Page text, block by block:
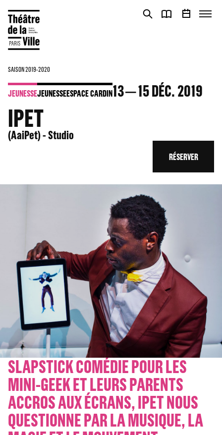
SAISON 2019-2020
JEUNESSEJEUNESSEESPACE CARDIN13 15DÉC. 2019
IPET
(AaiPet) - Studio
RÉSERVER
SLAPSTICK COMÉDIE POUR LES
MINI-GEEK ET LEURS PARENTS
ACCROS AUX ÉCRANS, IPET NOUS
QUESTIONNE PAR LA MUSIQUE, LA